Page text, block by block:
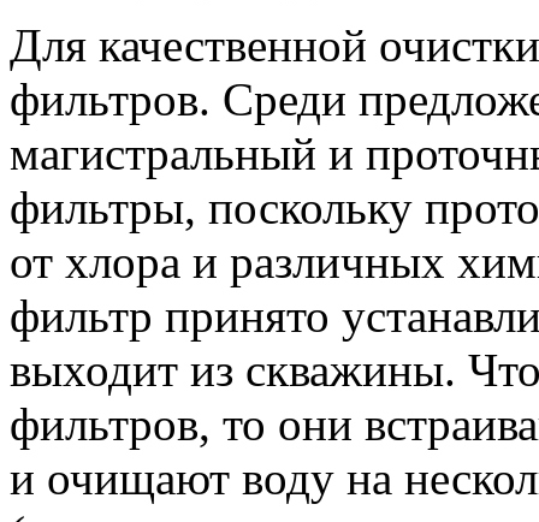
Для качественной
фильтров. Среди
магистральный и
фильтры, поскольку
от хлора и различных
фильтр принято
выходит из скважины.
фильтров, то они
и очищают воду на